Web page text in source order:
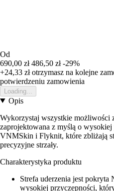
Od
690,00 zł 486,50 zł -29%
+24,33 złotrzymasz na kolejne
potwierdzeniu zamowienia
Loading...
Opis
Wykorzystaj wszystkie możliwości
zaprojektowana z myślą o
VNMSkin i Flyknit, które zbliżają
precyzyjne strzały.
Charakterystyka produktu
Strefa uderzenia jest
wysokiej przyczepności,